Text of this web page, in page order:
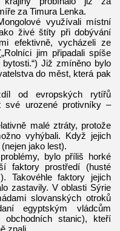
za Timura Lenka.
využívali místní
živé štíty při dobývání
efektivně, vycházeli ze
jim připadali spíše
Již zmíněno bylo
do měst, která pak
od evropských rytířů
své urozené protivníky –
malé ztráty, protože
vyhýbali. Když jejich
jako lest).
bylo příliš horké
faktory prostředí (husté
Takovéhle faktory jejich
zastavily. V oblasti Sýrie
slovanských otroků
egyptským vládcům
stanic), kteří
znali.